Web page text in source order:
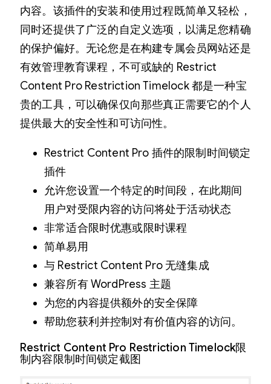
内容。该插件的安装和使用过程既简单又轻松，
同时还提供了广泛的自定义选项，以满足您精确
的保护偏好。无论您是在构建专属会员网站还是
有效管理教育课程，不可或缺的 Restrict
Content Pro Restriction Timelock 都是一种宝
贵的工具，可以确保仅向那些真正需要它的个人
提供最大的安全性和可访问性。
Restrict Content Pro 插件的限制时间锁定
插件
允许您设置一个特定的时间段，在此期间
用户对受限内容的访问将处于活动状态
非常适合限时优惠或限时课程
简单易用
与 Restrict Content Pro 无缝集成
兼容所有 WordPress 主题
为您的内容提供额外的安全保障
帮助您获利并控制对有价值内容的访问。
Restrict Content Pro Restriction Timelock限
制内容限制时间锁定截图